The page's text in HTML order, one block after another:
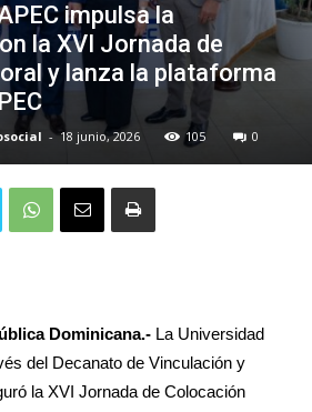
impulsa la
la XVI Jornada de
y lanza la plataforma
- 18 junio, 2026 105 0
Dominicana.- La Universidad
del Decanato de Vinculación y
la XVI Jornada de Colocación